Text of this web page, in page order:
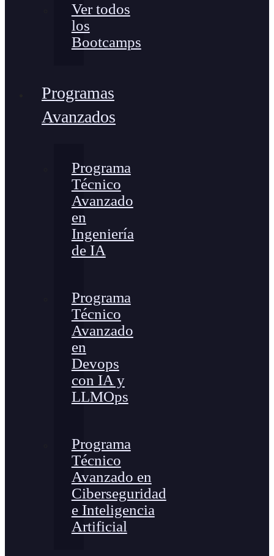
Ver todos
los
Bootcamps
Programas
Avanzados
Programa
Técnico
Avanzado
en
Ingeniería
de IA
Programa
Técnico
Avanzado
en
Devops
con IA y
LLMOps
Programa
Técnico
Avanzado en
Ciberseguridad
e Inteligencia
Artificial